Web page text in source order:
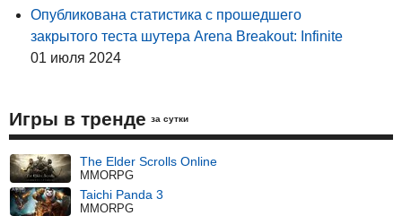
Опубликована статистика с прошедшего
закрытого теста шутера Arena Breakout: Infinite
01 июля 2024
Игры в тренде за сутки
The Elder Scrolls Online
MMORPG
Taichi Panda 3
MMORPG